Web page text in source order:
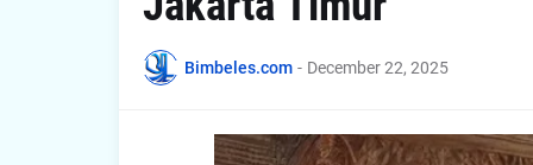
Bimbeles.com - December 22, 2025